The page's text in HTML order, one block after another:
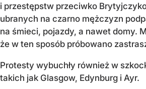
i przestępstw przeciwko
ubranych na czarno mężczyzn
na śmieci, pojazdy, a nawet domy.
że w ten sposób próbowano
Protesty wybuchły również w
takich jak Glasgow, Edynburg i Ayr.